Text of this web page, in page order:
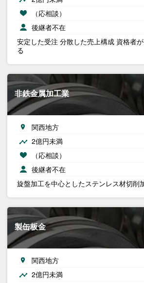
（応相談）
後継者不在
安定した受注 分散した売上構成 資格者
る
非鉄金属加工業
関西地方
2億円未満
（応相談）
後継者不在
旋盤加工を中心としたステンレス材切削
製缶板金
関西地方
2億円未満